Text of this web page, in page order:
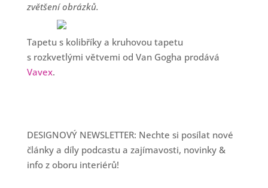
zvětšení obrázků.
Tapetu s kolibříky a kruhovou tapetu
s rozkvetlými větvemi od Van Gogha prodává
Vavex.
DESIGNOVÝ NEWSLETTER: Nechte si posílat nové
články a díly podcastu a zajímavosti, novinky &
info z oboru interiérů!